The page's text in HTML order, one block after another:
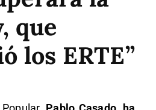
que
los ERTE”